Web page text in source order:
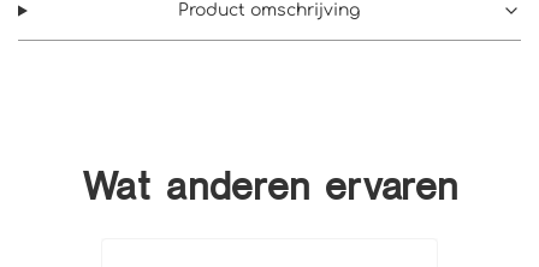
Product omschrijving
Wat anderen ervaren